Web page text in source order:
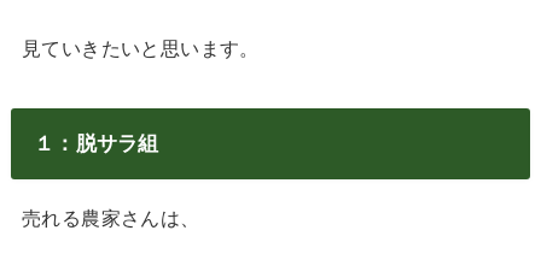
見ていきたいと思います。
１：脱サラ組
売れる農家さんは、